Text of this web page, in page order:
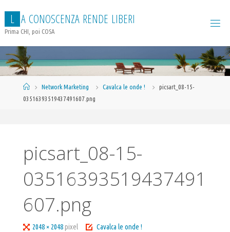
contenuto
L A CONOSCENZA RENDE LIBERI
Prima CHI, poi COSA
HomeNetwork Marketing Cavalca le onde !
picsart_08-15-
03516393519437491607.png
picsart_08-15-
03516393519437491
607.png
Tutta2048 × 2048pixel Cavalca le onde !